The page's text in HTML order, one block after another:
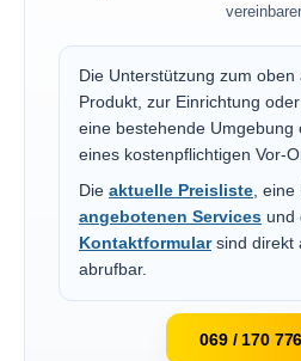
Die Unterstützung zum oben
Produkt, zur Einrichtung
eine bestehende Umgebung
eines kostenpflichtigen Vor-
Die aktuelle Preisliste ,
angebotenen Services und
Kontaktformularsind direkt
abrufbar.
069 / 170